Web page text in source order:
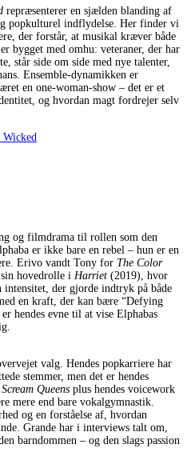
repræsenterer en sjælden blanding af
popkulturel indflydelse. Her finder vi
der forstår, at musikal kræver både
bygget med omhu: veteraner, der har
står side om side med nye talenter,
Ensemble-dynamikken er
en one-woman-show – det er et
og hvordan magt fordrejer selv
og filmdrama til rollen som den
er ikke bare en rebel – hun er en
Erivo vandt Tony for The Color
hovedrolle i Harriet (2019), hvor
der gjorde indtryk på både
en kraft, der kan bære “Defying
hendes evne til at vise Elphabas
valg. Hendes popkarriere har
stemmer, men det er hendes
Scream Queens plus hendes voicework
mere end bare vokalgymnastik.
og en forståelse af, hvordan
Grande har i interviews talt om,
barndommen – og den slags passion